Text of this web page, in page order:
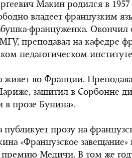
Макин родился в 1957
владеет французким
француженка. Окончил
преподавал на кафедре
педагогическом
живет во Франции.
защитил в Сорбонне
в прозе Бунина».
публикует прозу на
«Французское завещание»
Медичи. В том же